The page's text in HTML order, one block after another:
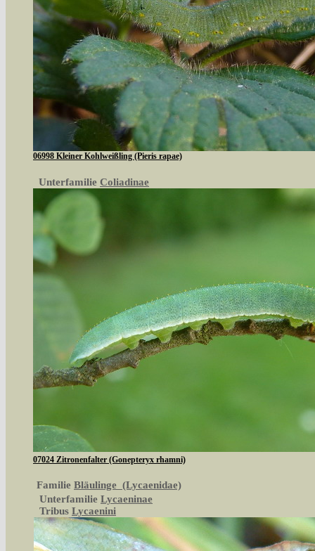
06998 Kleiner Kohlweißling (Pieris rapae)
Unterfamilie Coliadinae
07024 Zitronenfalter (Gonepteryx rhamni)
Familie Bläulinge (Lycaenidae)
Unterfamilie Lycaeninae
Tribus Lycaenini